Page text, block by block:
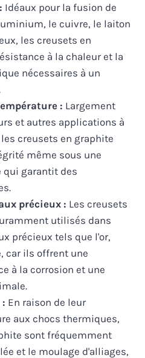
Idéaux pour la fusion de
le cuivre, le laiton
les creusets en
à la chaleur et la
nécessaires à un
: Largement
et autres applications à
creusets en graphite
même sous une
qui garantit des
précieux : Les creusets
utilisés dans
précieux tels que l'or,
car ils offrent une
à la corrosion et une
En raison de leur
aux chocs thermiques,
sont fréquemment
et le moulage d'alliages,